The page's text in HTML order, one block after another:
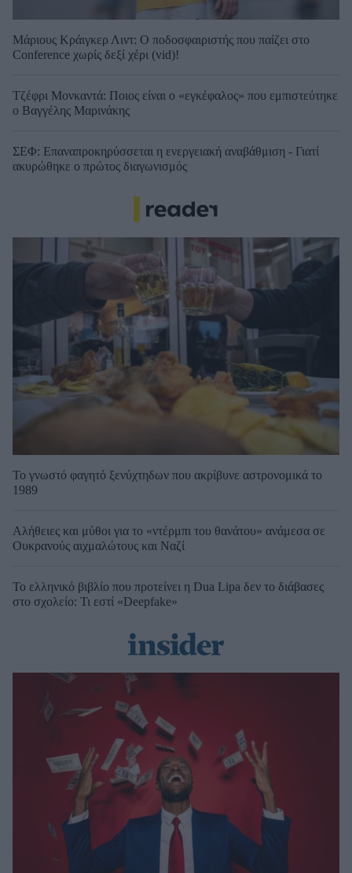
Μάριους Κράιγκερ Λιντ: Ο ποδοσφαιριστής που παίζει στο
Conference χωρίς δεξί χέρι (vid)!
Τζέφρι Μονκαντά: Ποιος είναι ο «εγκέφαλος» που εμπιστεύτηκε
ο Βαγγέλης Μαρινάκης
ΣΕΦ: Επαναπροκηρύσσεται η ενεργειακή αναβάθμιση - Γιατί
ακυρώθηκε ο πρώτος διαγωνισμός
Το γνωστό φαγητό ξενύχτηδων που ακρίβυνε αστρονομικά το
1989
Αλήθειες και μύθοι για το «ντέρμπι του θανάτου» ανάμεσα σε
Ουκρανούς αιχμαλώτους και Ναζί
Το ελληνικό βιβλίο που προτείνει η Dua Lipa δεν το διάβασες
στο σχολείο: Τι εστί «Deepfake»